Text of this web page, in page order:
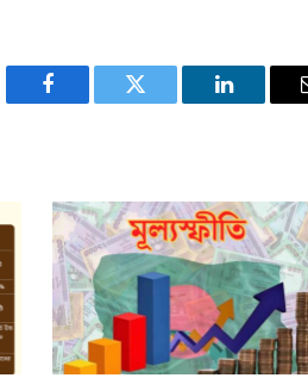
Facebook Twitter LinkedIn